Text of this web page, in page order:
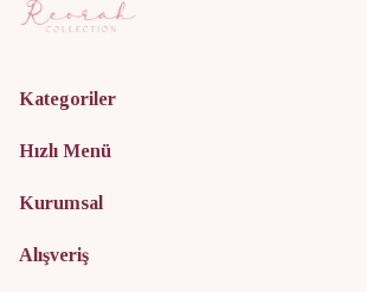
Kategoriler
Hızlı Menü
Kurumsal
Alışveriş